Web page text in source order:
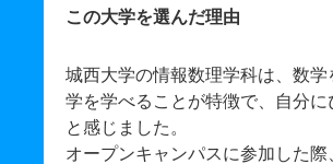
この大学を選んだ理由
城西大学の情報数理学科は、数学
学を学べることが特徴で、自分
と感じました。
オープンキャンパスに参加した